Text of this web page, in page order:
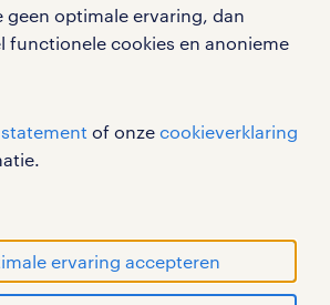
geen optimale ervaring, dan
functionele cookies en anonieme
of onze cookieverklaring
ervaring accepteren
FORWARD en SHAPING THE